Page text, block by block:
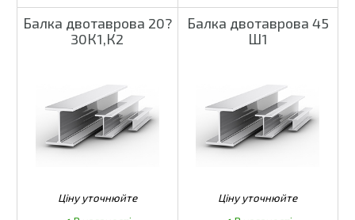
Балка двотаврова 20?
30К1,К2
Балка двотаврова 45
Ш1